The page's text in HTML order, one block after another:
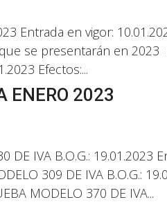
Entrada en vigor:
se presentarán en 2023
Efectos:...
ENERO 2023
DE IVA B.O.G.: 19.01.2023
309 DE IVA B.O.G.:
MODELO 370 DE IVA...